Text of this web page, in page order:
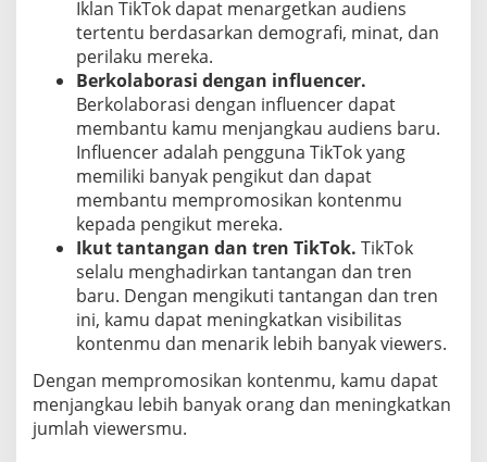
Iklan TikTok dapat menargetkan audiens
tertentu berdasarkan demografi, minat, dan
perilaku mereka.
Berkolaborasi dengan influencer.
Berkolaborasi dengan influencer dapat
membantu kamu menjangkau audiens baru.
Influencer adalah pengguna TikTok yang
memiliki banyak pengikut dan dapat
membantu mempromosikan kontenmu
kepada pengikut mereka.
Ikut tantangan dan tren TikTok. TikTok
selalu menghadirkan tantangan dan tren
baru. Dengan mengikuti tantangan dan tren
ini, kamu dapat meningkatkan visibilitas
kontenmu dan menarik lebih banyak viewers.
Dengan mempromosikan kontenmu, kamu dapat
menjangkau lebih banyak orang dan meningkatkan
jumlah viewersmu.